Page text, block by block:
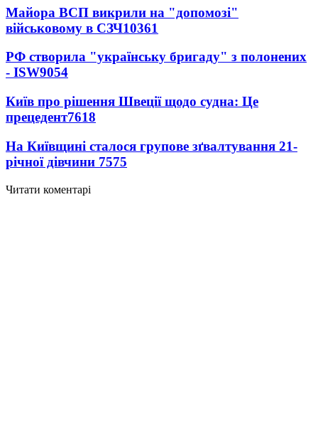
Майора ВСП викрили на "допомозі"
військовому в СЗЧ10361
РФ створила "українську бригаду" з полонених
- ISW9054
Київ про рішення Швеції щодо судна: Це
прецедент7618
На Київщині сталося групове зґвалтування 21-
річної дівчини 7575
Читати коментарі